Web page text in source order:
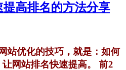
高排名的方法分享
站优化的技巧，就是：如何
网站排名快速提高。 前2